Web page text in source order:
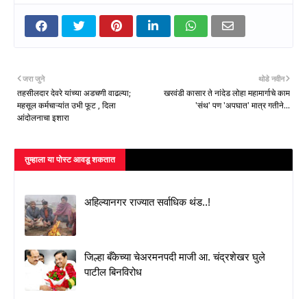
थोडे नवीन
खरवंडी कासार ते नांदेड लोहा महामार्गाचे काम
'संथ' पण 'अपघात' मात्र गतीने...
जरा जुने
तहसीलदार देवरे यांच्या अडचणी वाढल्या;
महसूल कर्मचाऱ्यांत उभी फूट , दिला
आंदोलनाचा इशारा
तुम्‍हाला या पोस्‍ट आवडू शकतात
अहिल्यानगर राज्यात सर्वाधिक थंड..!
जिल्हा बँकेच्या चेअरमनपदी माजी आ. चंद्रशेखर घुले
पाटील बिनविरोध